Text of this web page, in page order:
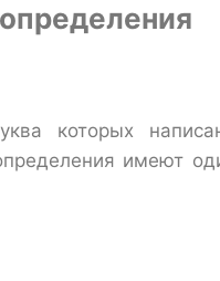
которых
имеют